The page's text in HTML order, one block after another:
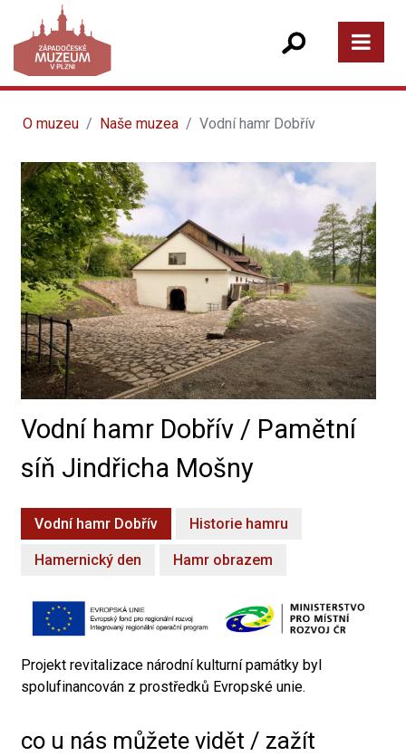
O muzeu Naše muzea Vodní hamr Dobřív
Vodní hamr Dobřív / Pamětní
síň Jindřicha Mošny
Vodní hamr Dobřív Historie hamru
Hamernický den Hamr obrazem
Projekt revitalizace národní kulturní památky byl
spolufinancován z prostředků Evropské unie.
co u nás můžete vidět / zažít